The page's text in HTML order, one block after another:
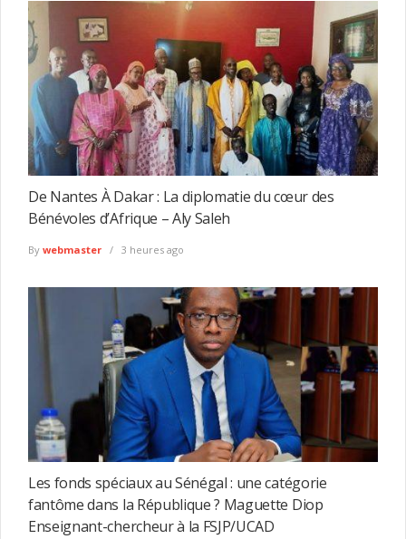
De Nantes À Dakar : La diplomatie du cœur des
Bénévoles d’Afrique – Aly Saleh
By webmaster 3 heures ago
Les fonds spéciaux au Sénégal : une catégorie
fantôme dans la République ? Maguette Diop
Enseignant-chercheur à la FSJP/UCAD